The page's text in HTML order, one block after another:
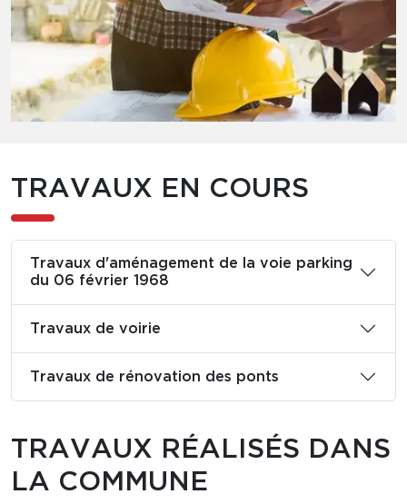
TRAVAUX EN COURS
Travaux d'aménagement de la voie parking
du 06 février 1968
Travaux de voirie
Travaux de rénovation des ponts
TRAVAUX RÉALISÉS DANS
LA COMMUNE